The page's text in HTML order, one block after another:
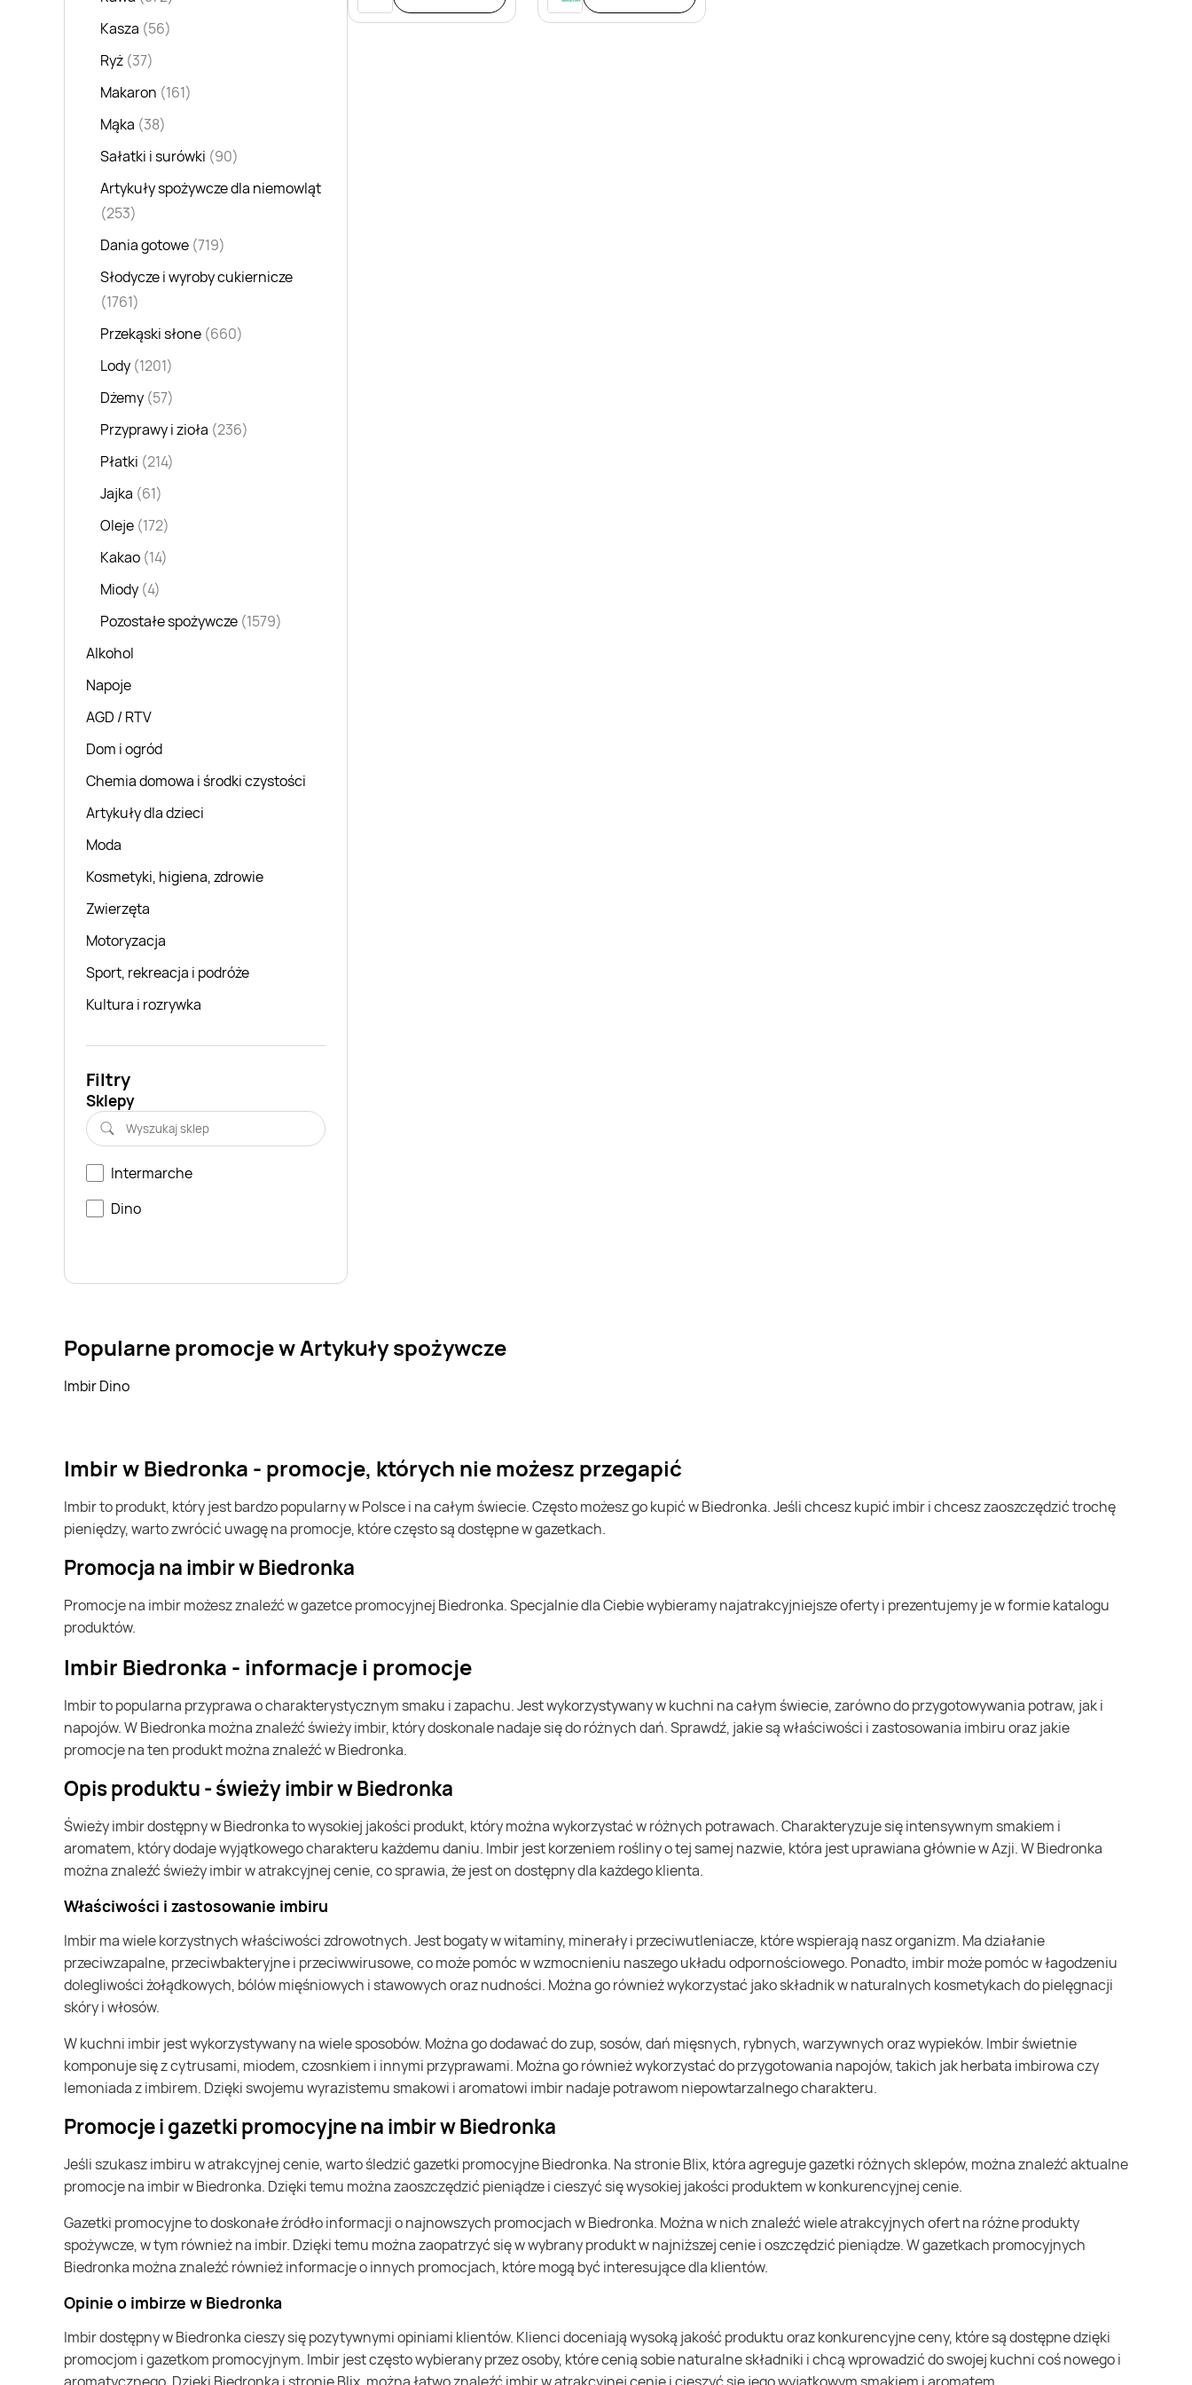
Kasza (56)
Ryż (37)
Makaron (161)
Mąka (38)
Sałatki i surówki (90)
Artykuły spożywcze dla niemowląt
(253)
Dania gotowe (719)
Słodycze i wyroby cukiernicze
(1761)
Przekąski słone (660)
Lody (1201)
Dżemy (57)
Przyprawy i zioła (236)
Płatki (214)
Jajka (61)
Oleje (172)
Kakao (14)
Miody (4)
Pozostałe spożywcze (1579)
Alkohol
Napoje
AGD / RTV
Dom i ogród
Chemia domowa i środki czystości
Artykuły dla dzieci
Moda
Kosmetyki, higiena, zdrowie
Zwierzęta
Motoryzacja
Sport, rekreacja i podróże
Kultura i rozrywka
Filtry
Sklepy
Intermarche
Dino
Popularne promocje w Artykuły spożywcze
Imbir Dino
imbir w Biedronka - promocje, których nie możesz przegapić
imbir to produkt, który jest bardzo popularny w Polsce i na całym świecie. Często możesz go kupić w Biedronka. Jeśli chcesz kupić imbir i chcesz zaoszczędzić trochę
pieniędzy, warto zwrócić uwagę na promocje, które często są dostępne w gazetkach.
Promocja na imbir w Biedronka
Promocje na imbir możesz znaleźć w gazetce promocyjnej Biedronka. Specjalnie dla Ciebie wybieramy najatrakcyjniejsze oferty i prezentujemy je w formie katalogu
produktów.
Imbir Biedronka - informacje i promocje
Imbir to popularna przyprawa o charakterystycznym smaku i zapachu. Jest wykorzystywany w kuchni na całym świecie, zarówno do przygotowywania potraw, jak i
napojów. W Biedronka można znaleźć świeży imbir, który doskonale nadaje się do różnych dań. Sprawdź, jakie są właściwości i zastosowania imbiru oraz jakie
promocje na ten produkt można znaleźć w Biedronka.
Opis produktu - świeży imbir w Biedronka
Świeży imbir dostępny w Biedronka to wysokiej jakości produkt, który można wykorzystać w różnych potrawach. Charakteryzuje się intensywnym smakiem i
aromatem, który dodaje wyjątkowego charakteru każdemu daniu. Imbir jest korzeniem rośliny o tej samej nazwie, która jest uprawiana głównie w Azji. W Biedronka
można znaleźć świeży imbir w atrakcyjnej cenie, co sprawia, że jest on dostępny dla każdego klienta.
Właściwości i zastosowanie imbiru
Imbir ma wiele korzystnych właściwości zdrowotnych. Jest bogaty w witaminy, minerały i przeciwutleniacze, które wspierają nasz organizm. Ma działanie
przeciwzapalne, przeciwbakteryjne i przeciwwirusowe, co może pomóc w wzmocnieniu naszego układu odpornościowego. Ponadto, imbir może pomóc w łagodzeniu
dolegliwości żołądkowych, bólów mięśniowych i stawowych oraz nudności. Można go również wykorzystać jako składnik w naturalnych kosmetykach do pielęgnacji
skóry i włosów.
W kuchni imbir jest wykorzystywany na wiele sposobów. Można go dodawać do zup, sosów, dań mięsnych, rybnych, warzywnych oraz wypieków. Imbir świetnie
komponuje się z cytrusami, miodem, czosnkiem i innymi przyprawami. Można go również wykorzystać do przygotowania napojów, takich jak herbata imbirowa czy
lemoniada z imbirem. Dzięki swojemu wyrazistemu smakowi i aromatowi imbir nadaje potrawom niepowtarzalnego charakteru.
Promocje i gazetki promocyjne na imbir w Biedronka
Jeśli szukasz imbiru w atrakcyjnej cenie, warto śledzić gazetki promocyjne Biedronka. Na stronie Blix, która agreguje gazetki różnych sklepów, można znaleźć aktualne
promocje na imbir w Biedronka. Dzięki temu można zaoszczędzić pieniądze i cieszyć się wysokiej jakości produktem w konkurencyjnej cenie.
Gazetki promocyjne to doskonałe źródło informacji o najnowszych promocjach w Biedronka. Można w nich znaleźć wiele atrakcyjnych ofert na różne produkty
spożywcze, w tym również na imbir. Dzięki temu można zaopatrzyć się w wybrany produkt w najniższej cenie i oszczędzić pieniądze. W gazetkach promocyjnych
Biedronka można znaleźć również informacje o innych promocjach, które mogą być interesujące dla klientów.
Opinie o imbirze w Biedronka
Imbir dostępny w Biedronka cieszy się pozytywnymi opiniami klientów. Klienci doceniają wysoką jakość produktu oraz konkurencyjne ceny, które są dostępne dzięki
promocjom i gazetkom promocyjnym. Imbir jest często wybierany przez osoby, które cenią sobie naturalne składniki i chcą wprowadzić do swojej kuchni coś nowego i